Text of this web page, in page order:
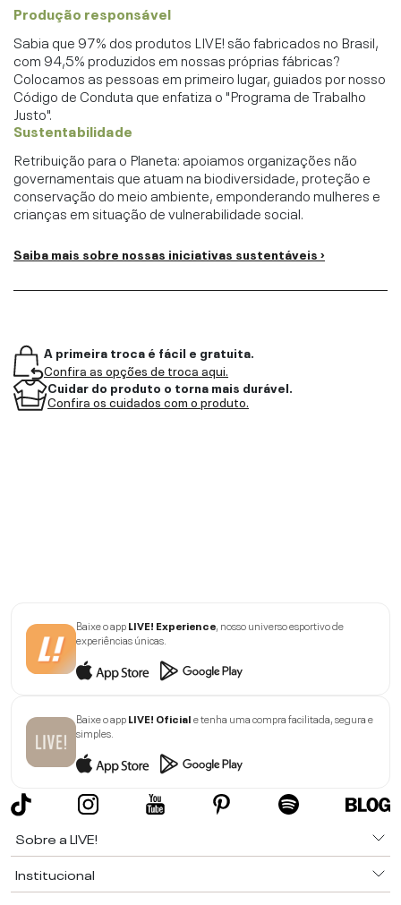
Produção responsável
Sabia que 97% dos produtos LIVE! são fabricados no Brasil,
com 94,5% produzidos em nossas próprias fábricas?
Colocamos as pessoas em primeiro lugar, guiados por nosso
Código de Conduta que enfatiza o "Programa de Trabalho
Justo".
Sustentabilidade
Retribuição para o Planeta: apoiamos organizações não
governamentais que atuam na biodiversidade, proteção e
conservação do meio ambiente, emponderando mulheres e
crianças em situação de vulnerabilidade social.
Saiba mais sobre nossas iniciativas sustentáveis ›
A primeira troca é fácil e gratuita.
Confira as opções de troca aqui.
Cuidar do produto o torna mais durável.
Confira os cuidados com o produto.
Baixe o appLIVE! Experience , nosso universo esportivo de
experiências únicas.
Baixe o appLIVE! Oficiale tenha uma compra facilitada, segura e
simples.
Sobre a LIVE!
Institucional